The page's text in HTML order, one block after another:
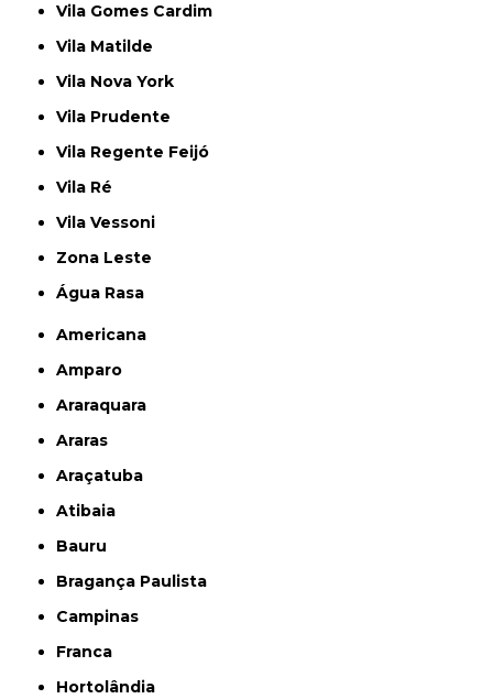
Vila Gomes Cardim
Vila Matilde
Vila Nova York
Vila Prudente
Vila Regente Feijó
Vila Ré
Vila Vessoni
Zona Leste
Água Rasa
Americana
Amparo
Araraquara
Araras
Araçatuba
Atibaia
Bauru
Bragança Paulista
Campinas
Franca
Hortolândia